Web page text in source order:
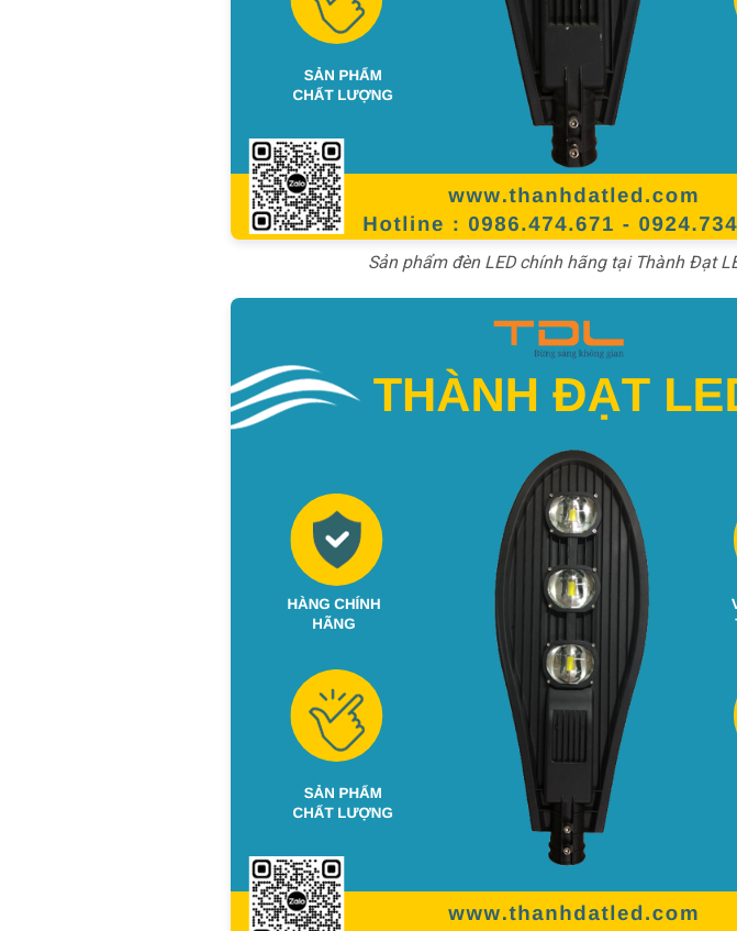
Sản phẩm đèn LED chính hãng tại Thành Đạt